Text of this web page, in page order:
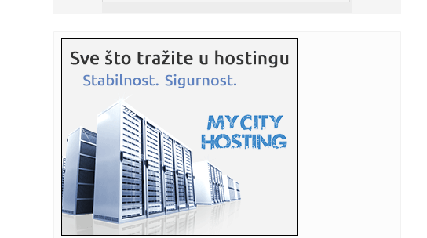
15:35: Počela podjela besplatnih udžbenika: Dobiće ih više od
80.000...
15:35:
lica mu se...
15:35:Slavio pobjedu krug prije kraja pa ostao "kratkih rukava"
(VIDEO)
15:35:Bor pao na kupače na plaži u Hrvatskoj, povrijeđeno dvoje
odra...
15:35:Papa pozvao na prekid sukoba: U Ukrajini i Rusiji stradaju